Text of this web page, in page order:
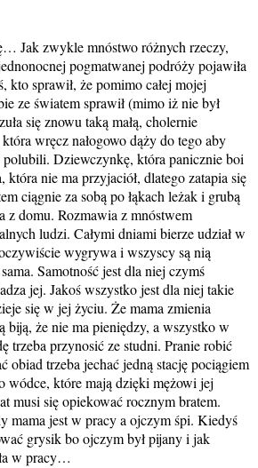
Jak zwykle mnóstwo różnych rzeczy,
pogmatwanej podróży pojawiła
kto sprawił, że pomimo całej mojej
ze światem sprawił (mimo iż nie był
się znowu taką małą, cholernie
wręcz nałogowo dąży do tego aby
Dziewczynkę, która panicznie boi
która nie ma przyjaciół, dlatego zatapia się
ciągnie za sobą po łąkach leżak i grubą
z domu. Rozmawia z mnóstwem
ludzi. Całymi dniami bierze udział w
wygrywa i wszyscy są nią
Samotność jest dla niej czymś
jej. Jakoś wszystko jest dla niej takie
się w jej życiu. Że mama zmienia
biją, że nie ma pieniędzy, a wszystko w
trzeba przynosić ze studni. Pranie robić
obiad trzeba jechać jedną stację pociągiem
wódce, które mają dzięki mężowi jej
musi się opiekować rocznym bratem.
mama jest w pracy a ojczym śpi. Kiedyś
grysik bo ojczym był pijany i jak
w pracy…